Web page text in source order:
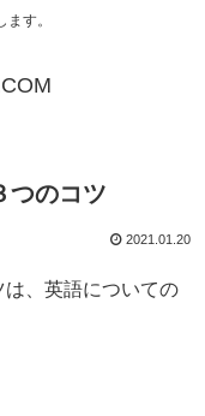
す。
つのコツ
2021.01.20
、英語についての